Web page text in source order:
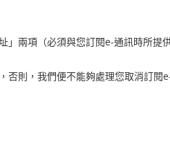
」兩項（必須與您訂閱e-通訊時所提
否則，我們便不能夠處理您取消訂閱